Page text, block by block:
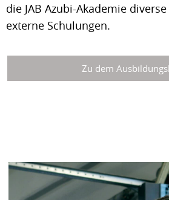
die JAB Azubi-Akademie
externe Schulungen.
Zu dem